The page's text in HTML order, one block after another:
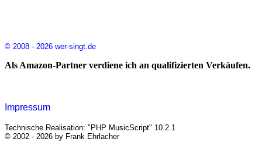
© 2008 - 2026 wer-singt.de
Als Amazon-Partner verdiene ich an qualifizierten Verkäufen.
Impressum
Technische Realisation: "PHP MusicScript" 10.2.1
© 2002 - 2026 by Frank Ehrlacher